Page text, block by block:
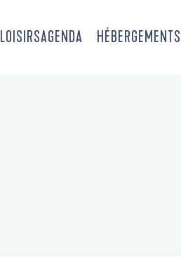
LOISIRSAGENDA HÉBERGEMENTS